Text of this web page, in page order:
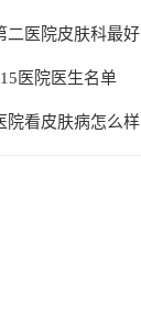
医院医生名单
院看皮肤病怎么样